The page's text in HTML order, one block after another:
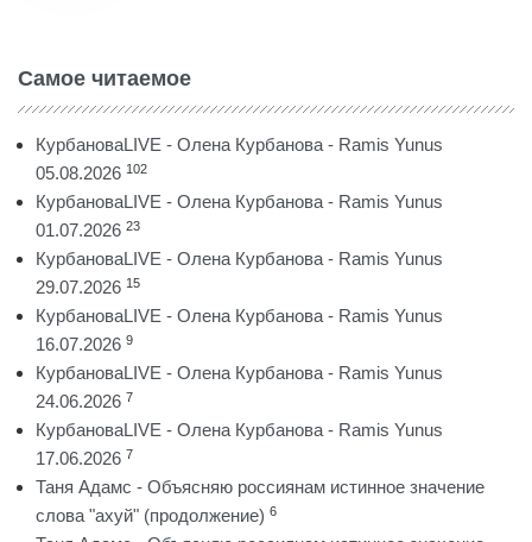
Самое читаемое
КурбановаLIVE - Олена Курбанова - Ramis Yunus
05.08.2026 102
КурбановаLIVE - Олена Курбанова - Ramis Yunus
01.07.2026 23
КурбановаLIVE - Олена Курбанова - Ramis Yunus
29.07.2026 15
КурбановаLIVE - Олена Курбанова - Ramis Yunus
16.07.2026 9
КурбановаLIVE - Олена Курбанова - Ramis Yunus
24.06.2026 7
КурбановаLIVE - Олена Курбанова - Ramis Yunus
17.06.2026 7
Таня Адамс - Объясняю россиянам истинное значение
слова "ахуй" (продолжение) 6